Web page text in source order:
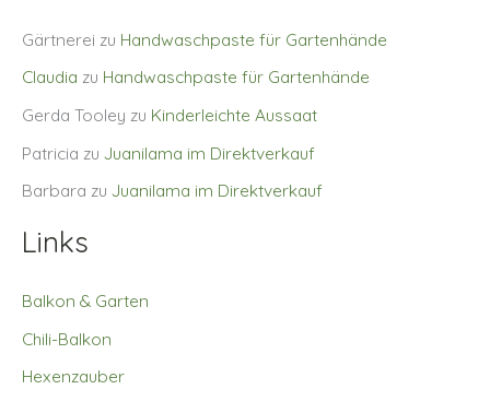
Gärtnerei zu Handwaschpaste für Gartenhände
Claudia zu Handwaschpaste für Gartenhände
Gerda Tooley zu Kinderleichte Aussaat
Patricia zu Juanilama im Direktverkauf
Barbara zu Juanilama im Direktverkauf
Links
Balkon & Garten
Chili-Balkon
Hexenzauber